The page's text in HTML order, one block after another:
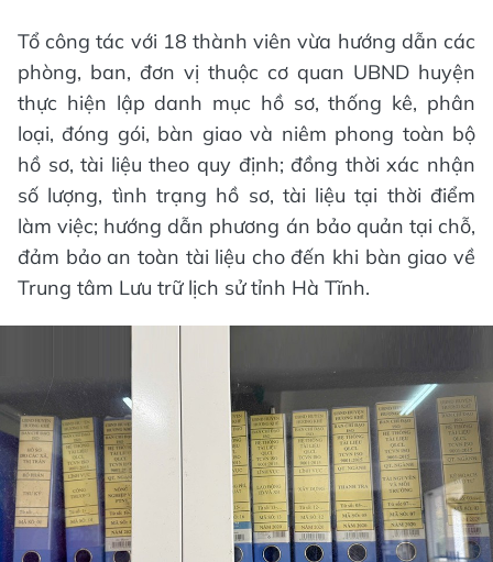
Tổ công tác với 18 thành viên vừa hướng dẫn các
phòng, ban, đơn vị thuộc cơ quan UBND huyện
thực hiện lập danh mục hồ sơ, thống kê, phân
loại, đóng gói, bàn giao và niêm phong toàn bộ
hồ sơ, tài liệu theo quy định; đồng thời xác nhận
số lượng, tình trạng hồ sơ, tài liệu tại thời điểm
làm việc; hướng dẫn phương án bảo quản tại chỗ,
đảm bảo an toàn tài liệu cho đến khi bàn giao về
Trung tâm Lưu trữ lịch sử tỉnh Hà Tĩnh.